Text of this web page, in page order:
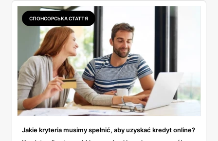
z tej formy finansowania po raz pierwszy. Dowiedz się, jak
działa pożyczka online oraz jak wziąć pożyczkę przez
Internet.
СПОНСОРСЬКА СТАТТЯ
Jakie kryteria musimy spełnić, aby uzyskać kredyt online?